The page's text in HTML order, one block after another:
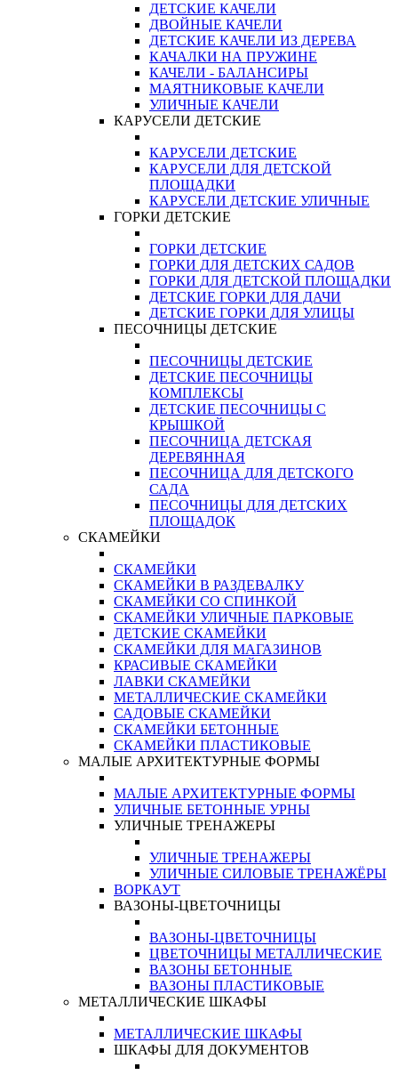
ДЕТСКИЕ КАЧЕЛИ
ДВОЙНЫЕ КАЧЕЛИ
ДЕТСКИЕ КАЧЕЛИ ИЗ ДЕРЕВА
КАЧАЛКИ НА ПРУЖИНЕ
КАЧЕЛИ - БАЛАНСИРЫ
МАЯТНИКОВЫЕ КАЧЕЛИ
УЛИЧНЫЕ КАЧЕЛИ
КАРУСЕЛИ ДЕТСКИЕ
КАРУСЕЛИ ДЕТСКИЕ
КАРУСЕЛИ ДЛЯ ДЕТСКОЙ
ПЛОЩАДКИ
КАРУСЕЛИ ДЕТСКИЕ УЛИЧНЫЕ
ГОРКИ ДЕТСКИЕ
ГОРКИ ДЕТСКИЕ
ГОРКИ ДЛЯ ДЕТСКИХ САДОВ
ГОРКИ ДЛЯ ДЕТСКОЙ ПЛОЩАДКИ
ДЕТСКИЕ ГОРКИ ДЛЯ ДАЧИ
ДЕТСКИЕ ГОРКИ ДЛЯ УЛИЦЫ
ПЕСОЧНИЦЫ ДЕТСКИЕ
ПЕСОЧНИЦЫ ДЕТСКИЕ
ДЕТСКИЕ ПЕСОЧНИЦЫ
КОМПЛЕКСЫ
ДЕТСКИЕ ПЕСОЧНИЦЫ С
КРЫШКОЙ
ПЕСОЧНИЦА ДЕТСКАЯ
ДЕРЕВЯННАЯ
ПЕСОЧНИЦА ДЛЯ ДЕТСКОГО
САДА
ПЕСОЧНИЦЫ ДЛЯ ДЕТСКИХ
ПЛОЩАДОК
СКАМЕЙКИ
СКАМЕЙКИ
СКАМЕЙКИ В РАЗДЕВАЛКУ
СКАМЕЙКИ СО СПИНКОЙ
СКАМЕЙКИ УЛИЧНЫЕ ПАРКОВЫЕ
ДЕТСКИЕ СКАМЕЙКИ
СКАМЕЙКИ ДЛЯ МАГАЗИНОВ
КРАСИВЫЕ СКАМЕЙКИ
ЛАВКИ СКАМЕЙКИ
МЕТАЛЛИЧЕСКИЕ СКАМЕЙКИ
САДОВЫЕ СКАМЕЙКИ
СКАМЕЙКИ БЕТОННЫЕ
СКАМЕЙКИ ПЛАСТИКОВЫЕ
МАЛЫЕ АРХИТЕКТУРНЫЕ ФОРМЫ
МАЛЫЕ АРХИТЕКТУРНЫЕ ФОРМЫ
УЛИЧНЫЕ БЕТОННЫЕ УРНЫ
УЛИЧНЫЕ ТРЕНАЖЕРЫ
УЛИЧНЫЕ ТРЕНАЖЕРЫ
УЛИЧНЫЕ СИЛОВЫЕ ТРЕНАЖЁРЫ
ВОРКАУТ
ВАЗОНЫ-ЦВЕТОЧНИЦЫ
ВАЗОНЫ-ЦВЕТОЧНИЦЫ
ЦВЕТОЧНИЦЫ МЕТАЛЛИЧЕСКИЕ
ВАЗОНЫ БЕТОННЫЕ
ВАЗОНЫ ПЛАСТИКОВЫЕ
МЕТАЛЛИЧЕСКИЕ ШКАФЫ
МЕТАЛЛИЧЕСКИЕ ШКАФЫ
ШКАФЫ ДЛЯ ДОКУМЕНТОВ